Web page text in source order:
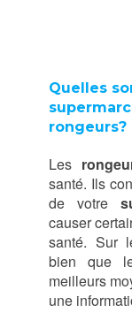
Quelles
rongeurs?
Les
santé. Ils
de votre
causer
santé. Sur
bien que
meilleurs
une